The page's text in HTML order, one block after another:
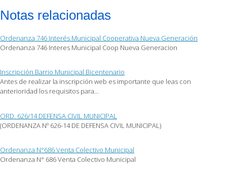
Notas relacionadas
Ordenanza 746 Interés Municipal Cooperativa Nueva Generación
Ordenanza 746 Interes Municipal Coop Nueva Generacion
Inscripción Barrio Municipal Bicentenario
Antes de realizar la inscripción web es importante que leas con
anterioridad los requisitos para…
ORD. 626/14 DEFENSA CIVIL MUNICIPAL
(ORDENANZA Nº 626-14 DE DEFENSA CIVIL MUNICIPAL)
Ordenanza N°686 Venta Colectivo Municipal
Ordenanza N° 686 Venta Colectivo Municipal